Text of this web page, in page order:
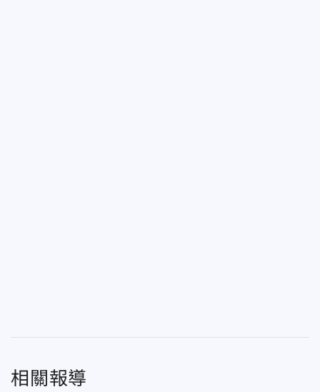
相關報導